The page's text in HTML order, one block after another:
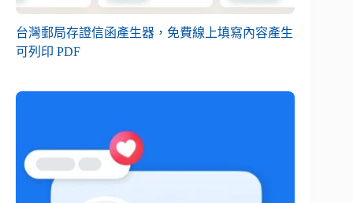
台灣郵局存證信函產生器，免費線上填寫內容產生
可列印 PDF